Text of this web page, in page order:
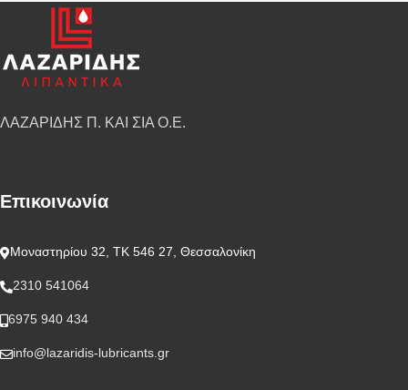
ΛΑΖΑΡΙΔΗΣ Π. ΚΑΙ ΣΙΑ Ο.Ε.
Επικοινωνία
Μοναστηρίου 32, ΤΚ 546 27, Θεσσαλονίκη
2310 541064
6975 940 434
info@lazaridis-lubricants.gr